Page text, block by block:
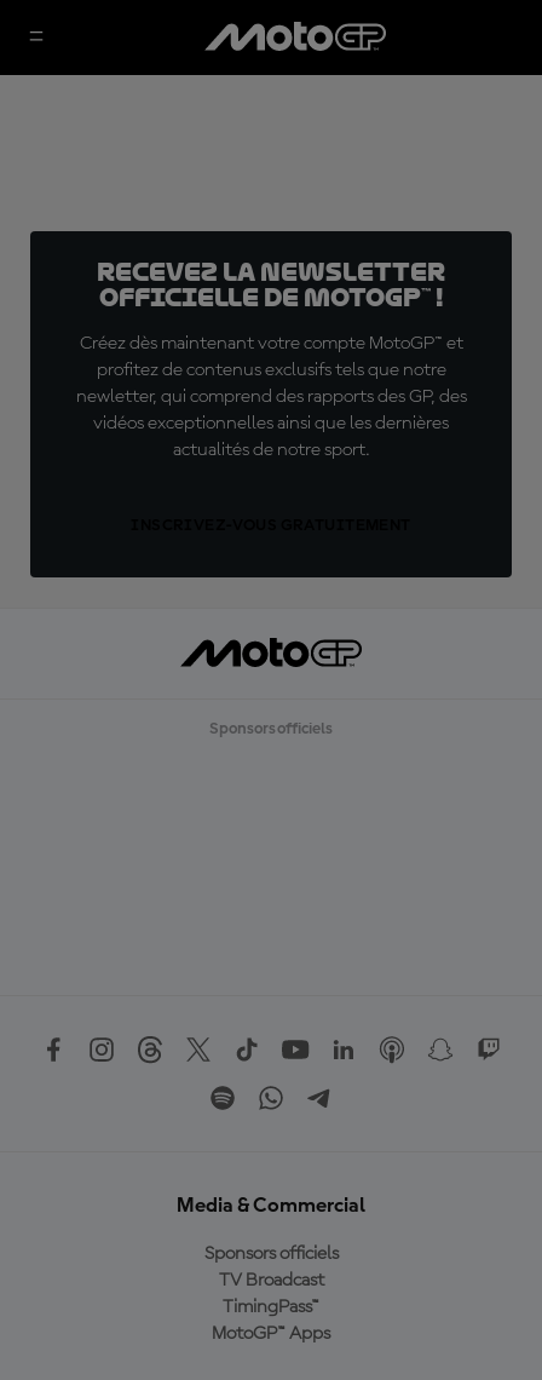
Recevez la Newsletter
officielle de MotoGP™ !
Créez dès maintenant votre compte MotoGP™ et
profitez de contenus exclusifs tels que notre
newletter, qui comprend des rapports des GP, des
vidéos exceptionnelles ainsi que les dernières
actualités de notre sport.
Sponsors officiels
Media & Commercial
Sponsors officiels
TV Broadcast
TimingPass™
MotoGP™ Apps